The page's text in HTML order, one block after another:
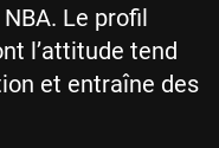
Le profil
l’attitude tend
et entraîne des